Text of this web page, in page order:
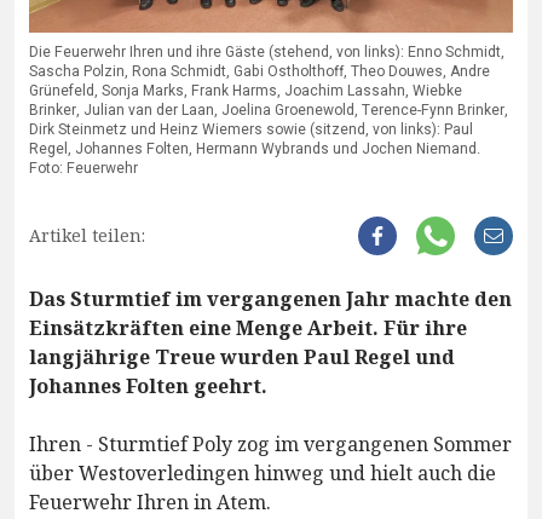
Die Feuerwehr Ihren und ihre Gäste (stehend, von links): Enno Schmidt,
Sascha Polzin, Rona Schmidt, Gabi Ostholthoff, Theo Douwes, Andre
Grünefeld, Sonja Marks, Frank Harms, Joachim Lassahn, Wiebke
Brinker, Julian van der Laan, Joelina Groenewold, Terence-Fynn Brinker,
Dirk Steinmetz und Heinz Wiemers sowie (sitzend, von links): Paul
Regel, Johannes Folten, Hermann Wybrands und Jochen Niemand.
Foto: Feuerwehr
Artikel teilen:
Das Sturmtief im vergangenen Jahr machte den
Einsätzkräften eine Menge Arbeit. Für ihre
langjährige Treue wurden Paul Regel und
Johannes Folten geehrt.
Ihren - Sturmtief Poly zog im vergangenen Sommer
über Westoverledingen hinweg und hielt auch die
Feuerwehr Ihren in Atem.